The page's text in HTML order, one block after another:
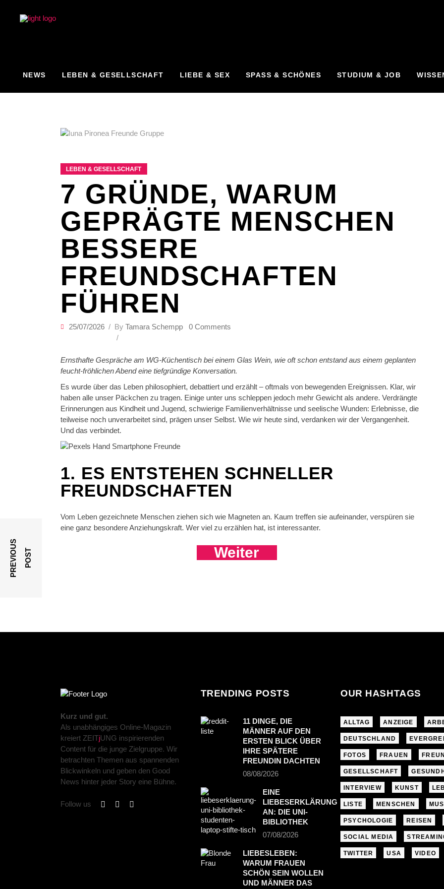
NEWS LEBEN & GESELLSCHAFT LIEBE & SEX SPASS & SCHÖNES STUDIUM & JOB
LEBEN & GESELLSCHAFT
7 GRÜNDE, WARUM
GEPRÄGTE MENSCHEN
BESSERE
FREUNDSCHAFTEN
FÜHREN
25/07/2026 By Tamara Schempp 0 Comments
Ernsthafte Gespräche am WG-Küchentisch bei einem Glas Wein, wie oft schon entstand aus einem geplanten
feucht-fröhlichen Abend eine tiefgründige Konversation.
Es wurde über das Leben philosophiert, debattiert und erzählt – oftmals von bewegenden Ereignissen. Klar, wir
haben alle unser Päckchen zu tragen. Einige unter uns schleppen jedoch mehr Gewicht als andere. Verdrängte
Erinnerungen aus Kindheit und Jugend, schwierige Familienverhältnisse und seelische Wunden: Erlebnisse, die
teilweise noch unverarbeitet sind, prägen unser Selbst. Wie wir heute sind, verdanken wir der Vergangenheit.
Und das verbindet.
1. ES ENTSTEHEN SCHNELLER
FREUNDSCHAFTEN
Vom Leben gezeichnete Menschen ziehen sich wie Magneten an. Kaum treffen sie aufeinander, verspüren sie
eine ganz besondere Anziehungskraft. Wer viel zu erzählen hat, ist interessanter.
Weiter
P
R
E
V
I
O
U
S
P
O
S T
Kurz und gut.
Als unabhängiges Online-Magazin
kreiert ZEITjUNG inspirierenden
Content für die junge Zielgruppe. Wir
betrachten Themen aus spannenden
Blickwinkeln und geben den Good
News hinter jeder Story eine Bühne.
Follow us
TRENDING POSTS
11 DINGE, DIE
MÄNNER AUF DEN
ERSTEN BLICK ÜBER
IHRE SPÄTERE
FREUNDIN DACHTEN
08/08/2026
EINE
LIEBESERKLÄRUNG
AN: DIE UNI-
BIBLIOTHEK
07/08/2026
LIEBESLEBEN:
WARUM FRAUEN
SCHÖN SEIN WOLLEN
UND MÄNNER DAS
OUR HASHTAGS
ALLTAG ANZEIGE
DEUTSCHLAND
FOTOS FRAUEN
GESELLSCHAFT
INTERVIEW KUNST
LISTE MENSCHEN
PSYCHOLOGIE REISEN
SOCIAL MEDIA
TWITTER USA VIDEO